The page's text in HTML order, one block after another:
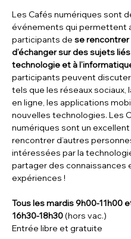
Les Cafés numériques sont
événements qui permettent
participants de se
d’échanger sur des sujets liés
technologie et à
participants peuvent
tels que les réseaux sociaux,
en ligne, les applications
nouvelles technologies. Les
numériques sont un
rencontrer d’autres
intéressées par la
partager des connaissances
expériences !
Tous les mardis 9h00-11h00
16h30-18h30 (hors vac.)
Entrée libre et gratuite